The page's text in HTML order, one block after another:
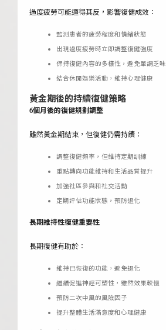
過度疲勞可能適得其反，影響復健成效：
監測患者的疲勞程度和情緒狀態
出現過度疲勞時立即調整復健強度
保持復健內容的多樣性，避免單調乏味
結合休閒娛樂活動，維持心理健康
黃金期後的持續復健策略
6個月後的復健規劃調整
雖然黃金期結束，但復健仍需持續：
調整復健頻率，但維持定期訓練
重點轉向功能維持和生活品質提升
加強社區參與和社交活動
定期評估功能狀態，預防退化
長期維持性復健重要性
長期復健有助於：
維持已恢復的功能，避免退化
繼續促進神經可塑性，雖然效果較慢
預防二次中風的風險因子
提升整體生活滿意度和心理健康